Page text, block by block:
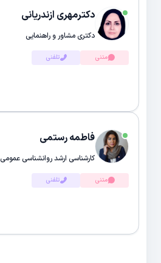
دکترمهری ازندریانی
دکتری مشاور و راهنمایی
متنی تلفنی
فاطمه رستمی
کارشناسی ارشد روانشناسی عمومی
متنی تلفنی